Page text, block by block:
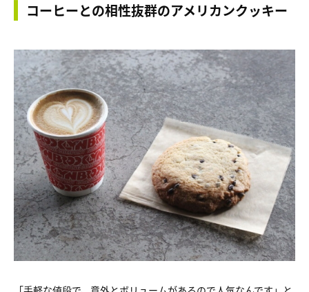
コーヒーとの相性抜群のアメリカンクッキー